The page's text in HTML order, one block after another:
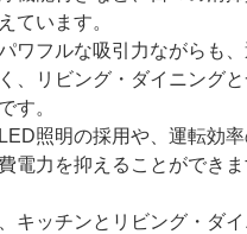
ています。
ワフルな吸引力ながらも
、リビング・ダイニング
す。
照明の採用や、運転効
電力を抑えることができま
キッチンとリビング・ダ